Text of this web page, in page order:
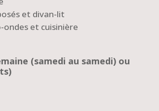
et divan-lit
et cuisinière
(samedi au samedi) ou